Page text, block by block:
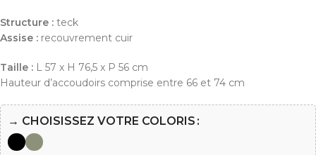
Structure : teck
Assise : recouvrement cuir
Taille : L 57 x H 76,5 x P 56 cm
Hauteur d’accoudoirs comprise entre 66 et 74 cm
→ CHOISISSEZ VOTRE COLORIS